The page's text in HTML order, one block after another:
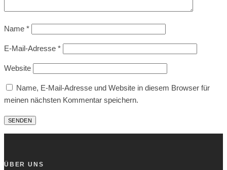
Name *
E-Mail-Adresse *
Website
Name, E-Mail-Adresse und Website in diesem Browser für
meinen nächsten Kommentar speichern.
ÜBER UNS